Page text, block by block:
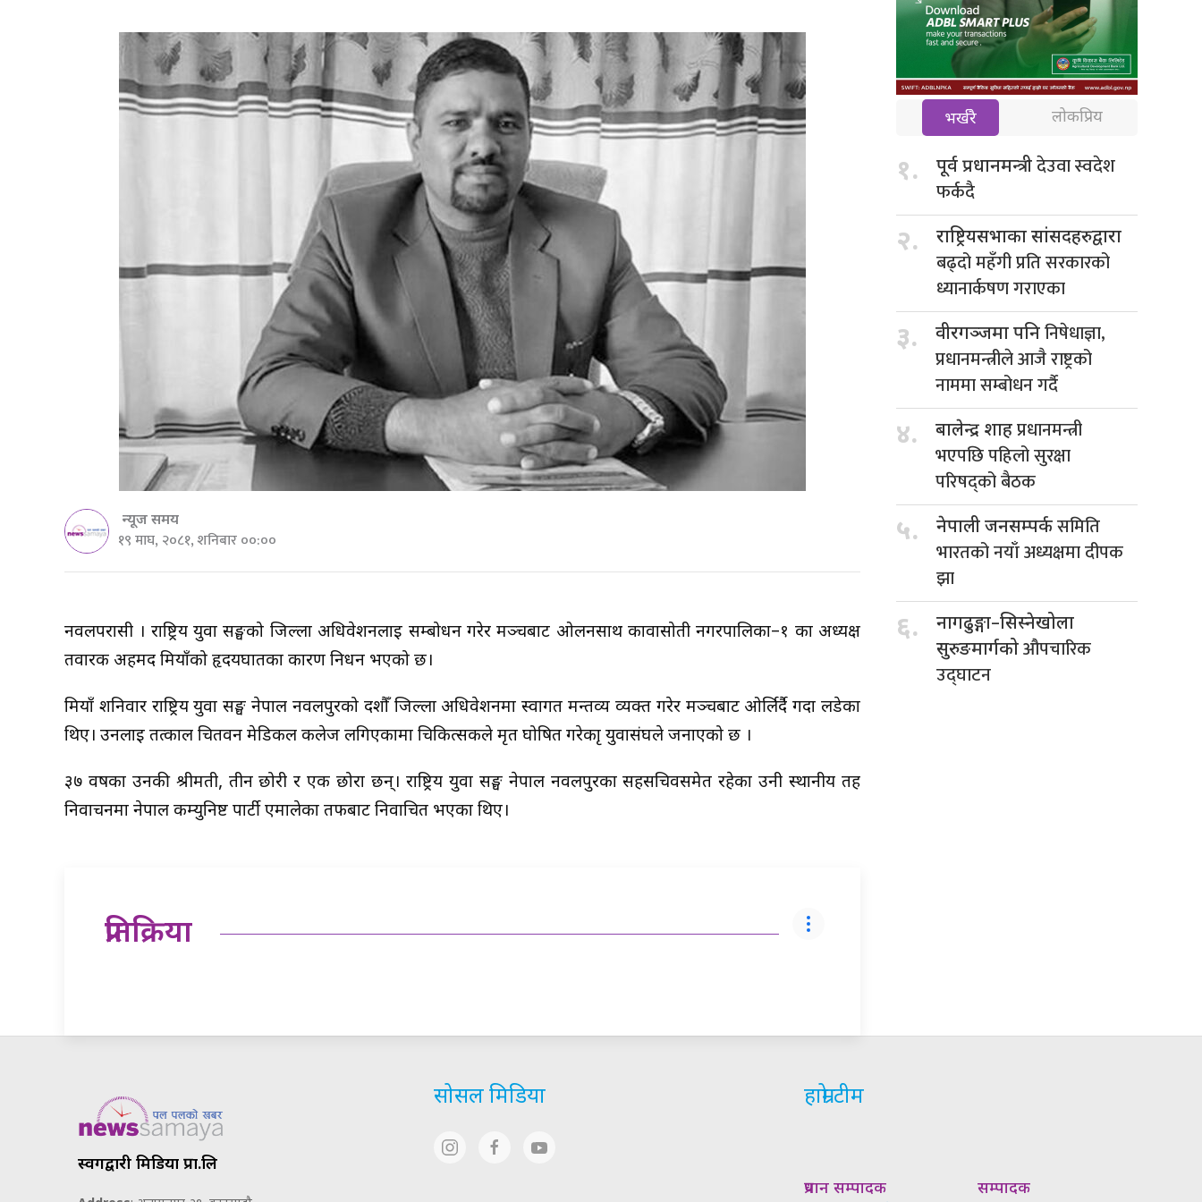
न्यूज समय
१९ माघ, २०८१, शनिबार ००:००
नवलपरासी । राष्ट्रिय युवा सङ्घको जिल्ला अधिवेशनलाई सम्बोधन गरेर मञ्चबाट ओर्लनसाथ कावासोती नगरपालिका–१ का अध्यक्ष
तवारक अहमद मियाँको हृदयघातका कारण निधन भएको छ।
मियाँ शनिवार राष्ट्रिय युवा सङ्घ नेपाल नवलपुरको दशौँ जिल्ला अधिवेशनमा स्वागत मन्तव्य व्यक्त गरेर मञ्चबाट ओर्लिर्दै गर्दा लडेका
थिए। उनलाई तत्काल चितवन मेडिकल कलेज लगिएकामा चिकित्सकले मृत घोषित गरेकाृ युवासंघले जनाएको छ ।
३७ वर्षका उनकी श्रीमती, तीन छोरी र एक छोरा छन्। राष्ट्रिय युवा सङ्घ नेपाल नवलपुरका सहसचिवसमेत रहेका उनी स्थानीय तह
निर्वाचनमा नेपाल कम्युनिष्ट पार्टी एमालेका तर्फबाट निर्वाचित भएका थिए।
प्रतिक्रिया
भर्खरै लोकप्रिय
१. पूर्व प्रधानमन्त्रीदेउवा स्वदेश
फर्कदै
२. राष्ट्रियसभाका सांसदहरुद्वारा
बढ्दो महँगी प्रति सरकारको
ध्यानार्कषण गराएका
३. वीरगञ्जमा पनिनिषेधाज्ञा,
प्रधानमन्त्रीले आजै राष्ट्रको
नाममा सम्बोधन गर्दै
४. बालेन्द्र शाहप्रधानमन्त्री
भएपछि पहिलो सुरक्षा
परिषद्को बैठक
५. नेपाली जनसम्पर्कसमिति
भारतको नयाँ अध्यक्षमा दीपक
झा
६.
नागढुङ्गा–सिस्नेखोला
सुरुङमार्गकोऔपचारिक
उद्घाटन
स्वर्गद्वारी मिडिया प्रा.लि
सोसल मिडिया हाम्रो टीम
प्रधान सम्पादक
सम्पादक